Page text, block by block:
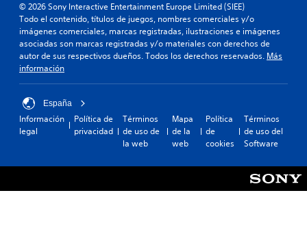
© 2026 Sony Interactive Entertainment Europe Limited (SIEE)
Todo el contenido, títulos de juegos, nombres comerciales y/o
imágenes comerciales, marcas registradas, ilustraciones e imágenes
asociadas son marcas registradas y/o materiales con derechos de
autor de sus respectivos dueños. Todos los derechos reservados. Más
información
España
Información
legal
Política de
privacidad
Términos
de uso de
la web
Mapa
de la
web
Política
de
cookies
Términos
de uso del
Software